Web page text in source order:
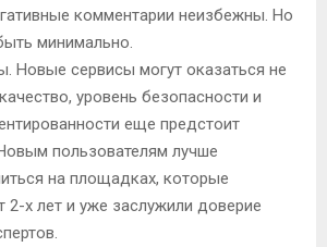
комментарии неизбежны. Но
минимально.
Новые сервисы могут оказаться не
уровень безопасности и
еще предстоит
пользователям лучше
на площадках, которые
2-х лет и уже заслужили доверие